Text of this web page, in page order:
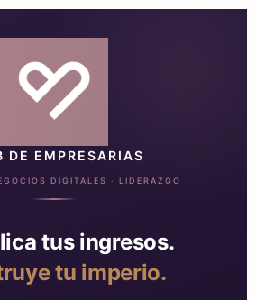
DE EMPRESARIAS
DIGITALES · LIDERAZGO
tus ingresos.
tu imperio.